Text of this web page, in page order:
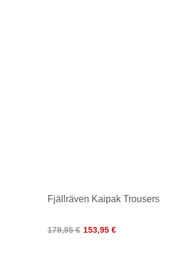
Fjällräven Kaipak Trousers
179,95 € 153,95 €